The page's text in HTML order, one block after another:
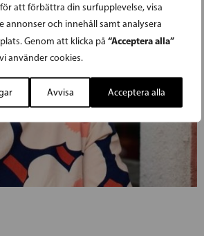
att förbättra din surfupplevelse, visa
annonser och innehåll samt analysera
Genom att klicka på “Acceptera alla”
använder cookies.
Avvisa Acceptera alla